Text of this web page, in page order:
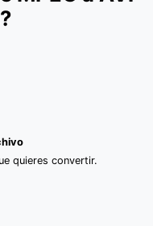
quieres convertir.